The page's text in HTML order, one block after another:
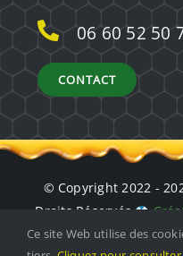
06 60 52 50
CONTACT
© Copyright 2022 -
Droits Réservés
site
Ce site Web utilise des